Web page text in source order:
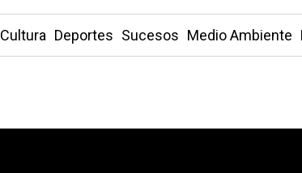
Cultura Deportes Sucesos Medio Ambiente